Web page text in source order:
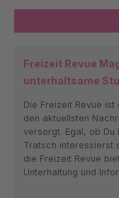
Freizeit Revue
unterhaltsame
Die Freizeit Revue
den aktuellsten
versorgt. Egal, ob Du
Tratsch interessierst
die Freizeit Revue
Unterhaltung und